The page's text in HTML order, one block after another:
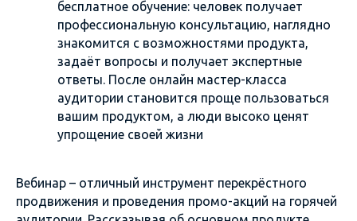
бесплатное обучение: человек получает
профессиональную консультацию, наглядно
знакомится с возможностями продукта,
задаёт вопросы и получает экспертные
ответы. После онлайн мастер-класса
аудитории становится проще пользоваться
вашим продуктом, а люди высоко ценят
упрощение своей жизни
Вебинар – отличный инструмент перекрёстного
продвижения и проведения промо-акций на горячей